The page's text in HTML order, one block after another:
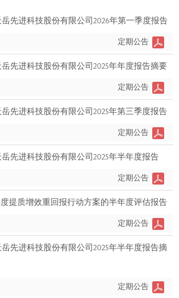
岳先进科技股份有限公司2026年第一季度报告
定期公告
岳先进科技股份有限公司2025年年度报告摘要
定期公告
岳先进科技股份有限公司2025年第三季度报告
定期公告
岳先进科技股份有限公司2025年半年度报告
定期公告
度提质增效重回报行动方案的半年度评估报告
定期公告
岳先进科技股份有限公司2025年半年度报告摘
定期公告